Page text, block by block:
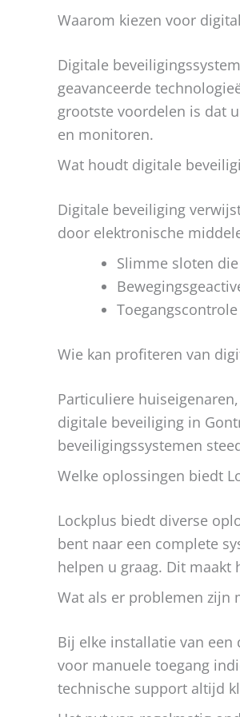
Waarom kiezen voor
Digitale
geavanceerde
grootste voordelen is dat
en monitoren.
Wat houdt digitale
Digitale beveiliging
door elektronische
Slimme sloten
Wie kan profiteren van
Particuliere
digitale beveiliging in
beveiligingssystemen
Welke oplossingen biedt
Lockplus biedt diverse
bent naar een complete
helpen u graag. Dit maakt
Wat als er problemen zijn
Bij elke installatie van
voor manuele toegang
technische support altijd